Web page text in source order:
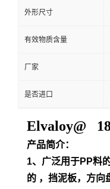
外形尺寸
有效物质含量
厂家
是否进口
Elvaloy@
产品简介：
1、广泛用于PP料
的 ，挡泥板，方向